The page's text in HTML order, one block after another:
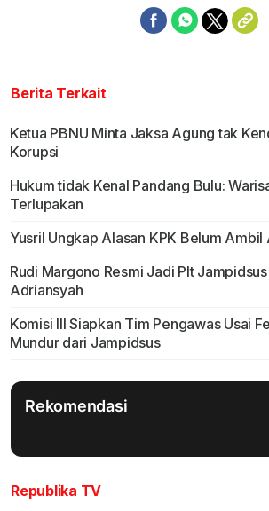
Berita Terkait
Ketua PBNU Minta Jaksa Agung tak
Korupsi
Hukum tidak Kenal Pandang Bulu:
Terlupakan
Yusril Ungkap Alasan KPK Belum Ambil
Rudi Margono Resmi Jadi Plt
Adriansyah
Komisi III Siapkan Tim Pengawas Usai
Mundur dari Jampidsus
Rekomendasi
Republika TV